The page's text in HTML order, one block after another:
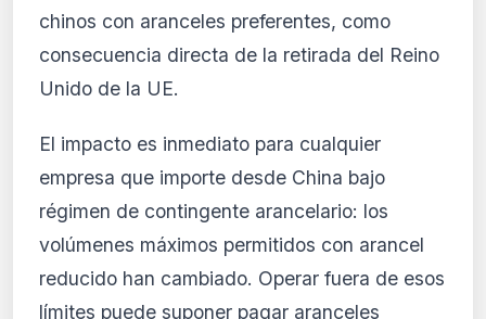
Crear mi cuenta
Desde 9,99 €/mes · Cancela cuando quieras
chinos con aranceles preferentes, como
consecuencia directa de la retirada del Reino
Unido de la UE.
El impacto es inmediato para cualquier
empresa que importe desde China bajo
régimen de contingente arancelario: los
volúmenes máximos permitidos con arancel
reducido han cambiado. Operar fuera de esos
límites puede suponer pagar aranceles